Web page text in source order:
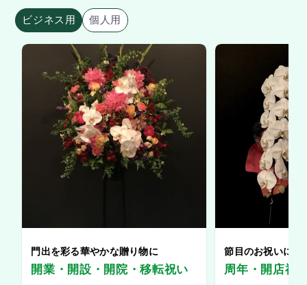
ビジネス用 個人用
門出を彩る華やかな贈り物に
開業・開設・開院・移転祝い
節目のお祝いに、
周年・開店祝